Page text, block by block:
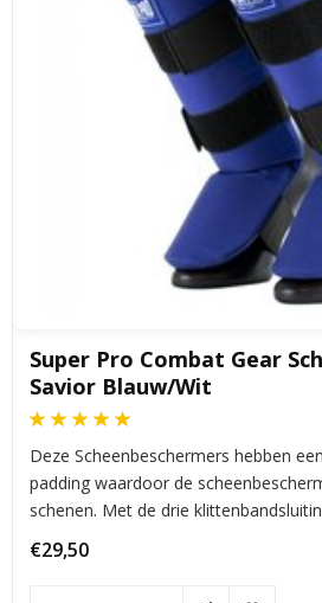
Super Pro Combat Gear
Savior Blauw/Wit
Deze Scheenbeschermers hebben
padding waardoor de
schenen. Met de drie
bescherming.
€29,50